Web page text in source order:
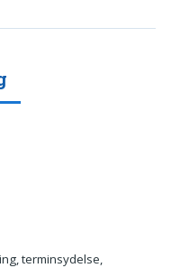
terminsydelse,